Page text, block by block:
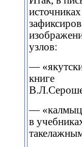
источниках
узлов:
—
книге
—
в